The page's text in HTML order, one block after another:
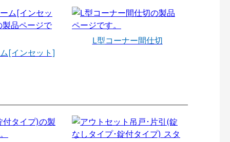
[インセット]
L型コーナー間仕切